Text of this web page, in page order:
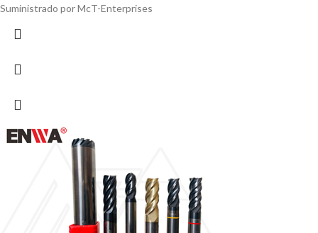
Suministrado por McT-Enterprises